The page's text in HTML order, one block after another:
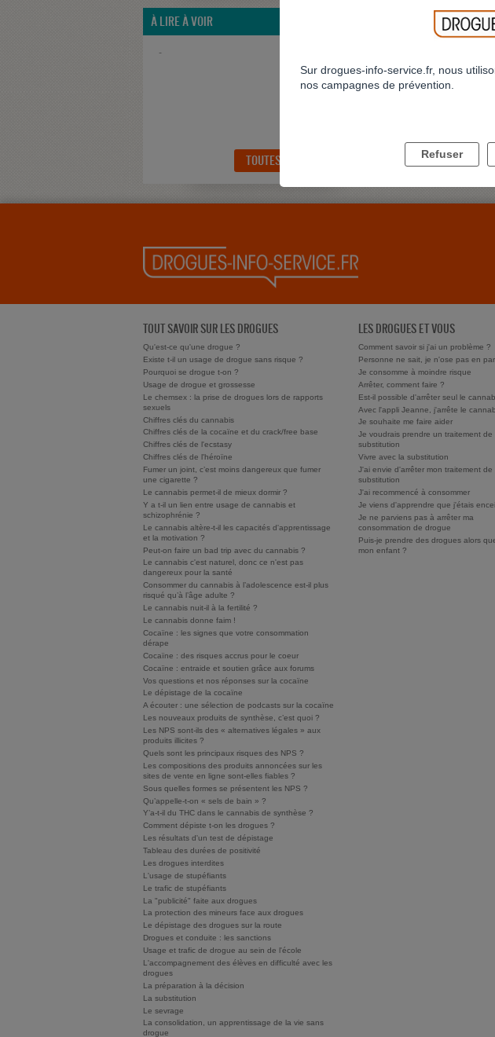
À LIRE À VOIR
-
TOUTES LES RESSOURCES
TOUT SAVOIR SUR LES DROGUES
Qu'est-ce qu'une drogue ?
Existe t-il un usage de drogue sans risque ?
Pourquoi se drogue t-on ?
Usage de drogue et grossesse
Le chemsex : la prise de drogues lors de rapports
sexuels
Chiffres clés du cannabis
Chiffres clés de la cocaïne et du crack/free base
Chiffres clés de l'ecstasy
Chiffres clés de l'héroïne
Fumer un joint, c’est moins dangereux que fumer
une cigarette ?
Le cannabis permet-il de mieux dormir ?
Y a t-il un lien entre usage de cannabis et
schizophrénie ?
Le cannabis altère-t-il les capacités d'apprentissage
et la motivation ?
Peut-on faire un bad trip avec du cannabis ?
Le cannabis c'est naturel, donc ce n'est pas
dangereux pour la santé
Consommer du cannabis à l’adolescence est-il plus
risqué qu’à l’âge adulte ?
Le cannabis nuit-il à la fertilité ?
Le cannabis donne faim !
Cocaïne : les signes que votre consommation
dérape
Cocaïne : des risques accrus pour le coeur
Cocaïne : entraide et soutien grâce aux forums
Vos questions et nos réponses sur la cocaïne
Le dépistage de la cocaïne
A écouter : une sélection de podcasts sur la cocaïne
Les nouveaux produits de synthèse, c’est quoi ?
Les NPS sont-ils des « alternatives légales » aux
produits illicites ?
Quels sont les principaux risques des NPS ?
Les compositions des produits annoncées sur les
sites de vente en ligne sont-elles fiables ?
Sous quelles formes se présentent les NPS ?
Qu’appelle-t-on « sels de bain » ?
Y’a-t-il du THC dans le cannabis de synthèse ?
Comment dépiste t-on les drogues ?
Les résultats d'un test de dépistage
Tableau des durées de positivité
Les drogues interdites
L'usage de stupéfiants
Le trafic de stupéfiants
La "publicité" faite aux drogues
La protection des mineurs face aux drogues
Le dépistage des drogues sur la route
Drogues et conduite : les sanctions
Usage et trafic de drogue au sein de l'école
L'accompagnement des élèves en difficulté avec les
drogues
La préparation à la décision
La substitution
Le sevrage
La consolidation, un apprentissage de la vie sans
drogue
LES DROGUES ET VOUS
Comment savoir si j'ai un problème ?
Personne ne sait, je n'ose pas en
Je consomme à moindre risque
Arrêter, comment faire ?
Est-il possible d'arrêter seul le
Avec l'appli Jeanne, j'arrête le
Je souhaite me faire aider
Je voudrais prendre un traitement de
substitution
Vivre avec la substitution
J'ai envie d'arrêter mon traitement de
substitution
J'ai recommencé à consommer
Je viens d'apprendre que j'étais
Je ne parviens pas à arrêter ma
consommation de drogue
Puis-je prendre des drogues alors
mon enfant ?
Sur drogues-info-service.fr, nous
nos campagnes de prévention.
Refuser